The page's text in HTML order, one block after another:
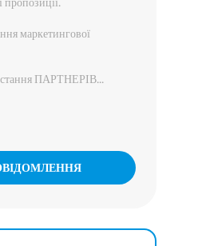
маркетингової
ПАРТНЕРІВ...